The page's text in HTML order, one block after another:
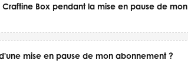
Box pendant la mise en pause de mon
mise en pause de mon abonnement ?